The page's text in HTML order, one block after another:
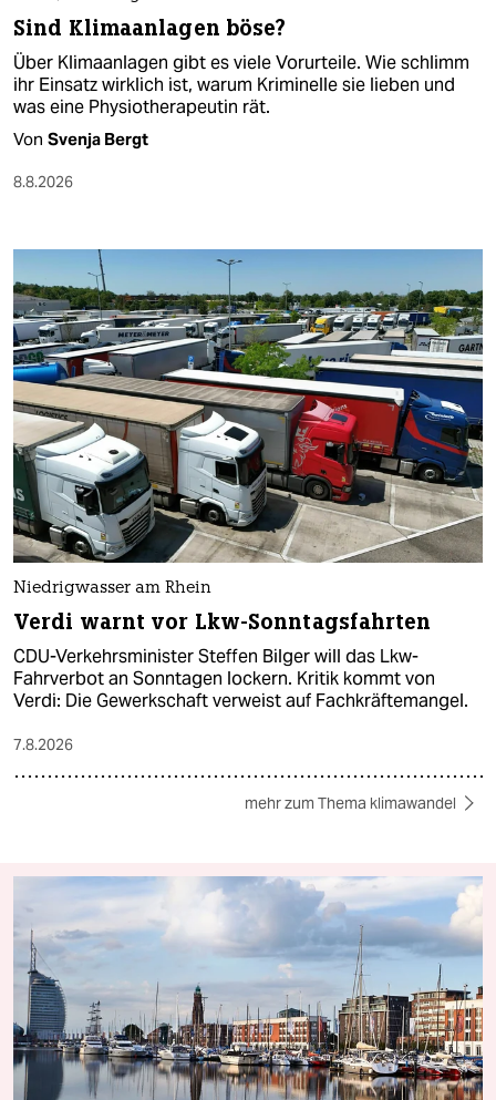
Sind Klimaanlagen böse?
Über Klimaanlagen gibt es viele Vorurteile. Wie schlimm
ihr Einsatz wirklich ist, warum Kriminelle sie lieben und
was eine Physiotherapeutin rät.
Von Svenja Bergt
8.8.2026
Niedrigwasser am Rhein
Verdi warnt vor Lkw-Sonntagsfahrten
CDU-Verkehrsminister Steffen Bilger will das Lkw-
Fahrverbot an Sonntagen lockern. Kritik kommt von
Verdi: Die Gewerkschaft verweist auf Fachkräftemangel.
7.8.2026
mehr zum Thema klimawandel